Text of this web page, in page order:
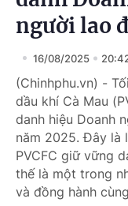
người lao
16/08/2025
(Chinhphu.vn) -
dầu khí Cà Mau
danh hiệu Doanh
năm 2025. Đây là
PVCFC giữ vững
thế là một trong
và đồng hành